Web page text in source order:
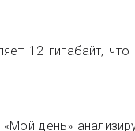
12 гигабайт,
день»